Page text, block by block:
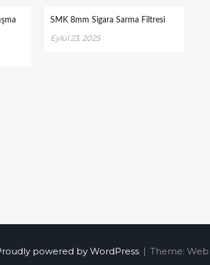
SMK 8mm Sigara Sarma Filtresi
Eylül 23, 2025
powered by WordPress | Theme: